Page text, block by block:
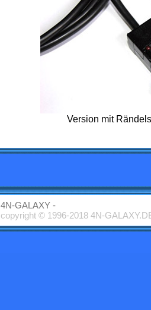
Version mit
4N-GALAXY -
copyright © 1996-2018 4N-